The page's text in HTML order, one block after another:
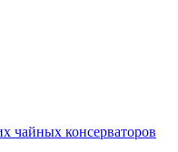
чайных консерваторов